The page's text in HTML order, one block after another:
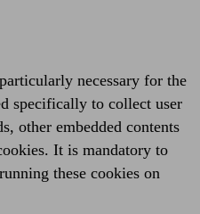
necessary for the
specifically to collect user
other embedded contents
It is mandatory to
these cookies on